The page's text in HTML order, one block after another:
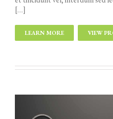
[…]
LEARN MORE VIEW